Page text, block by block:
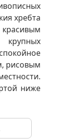
хребта
рисовым
ниже